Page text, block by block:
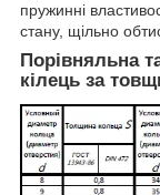
пружинні
стану, щільно
Порівняльна
кілець за